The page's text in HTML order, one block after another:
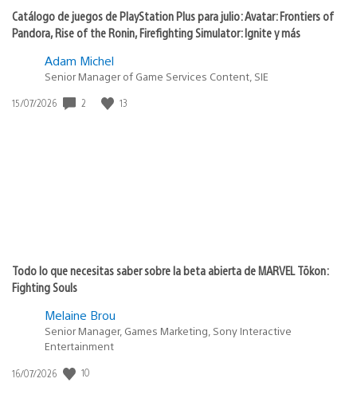
Catálogo de juegos de PlayStation Plus para julio: Avatar: Frontiers of
Pandora, Rise of the Ronin, Firefighting Simulator: Ignite y más
Adam Michel
Senior Manager of Game Services Content, SIE
Fecha
15/07/2026 2 13
Todo lo que necesitas saber sobre la beta abierta de MARVEL Tōkon:
Fighting Souls
Melaine Brou
Senior Manager, Games Marketing, Sony Interactive
Entertainment
Fecha
16/07/2026 10